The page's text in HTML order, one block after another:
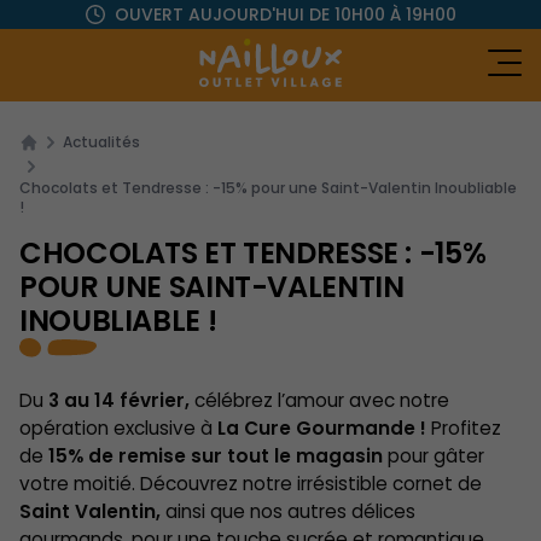
OUVERT AUJOURD'HUI DE 10H00 À 19H00
Actualités
Chocolats et Tendresse : -15% pour une Saint-Valentin Inoubliable
!
CHOCOLATS ET TENDRESSE : -15%
POUR UNE SAINT-VALENTIN
INOUBLIABLE !
Du 3 au 14 février, célébrez l’amour avec notre
opération exclusive à La Cure Gourmande ! Profitez
de 15% de remise sur tout le magasin pour gâter
votre moitié. Découvrez notre irrésistible cornet de
Saint Valentin, ainsi que nos autres délices